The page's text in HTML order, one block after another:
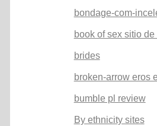
bondage-com-
book of sex sitio de
brides
broken-arrow eros
bumble pl review
By ethnicity sites